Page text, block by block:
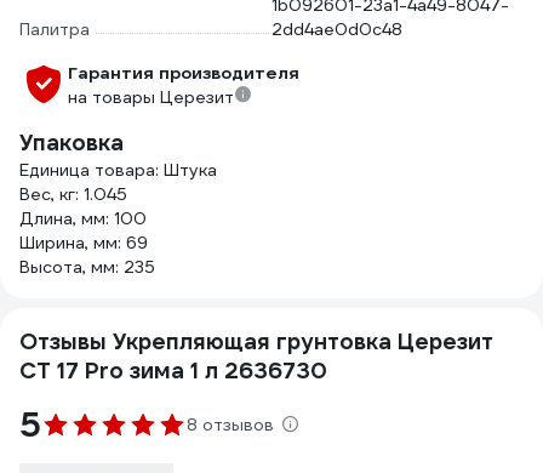
Палитра
1b092601-23a1-4a49-8047-
2dd4ae0d0c48
Гарантия производителя
на товары Церезит
Упаковка
Единица товара: Штука
Вес, кг: 1.045
Длина, мм: 100
Ширина, мм: 69
Высота, мм: 235
Отзывы Укрепляющая грунтовка Церезит
CT 17 Pro зима 1 л 2636730
5 8 отзывов